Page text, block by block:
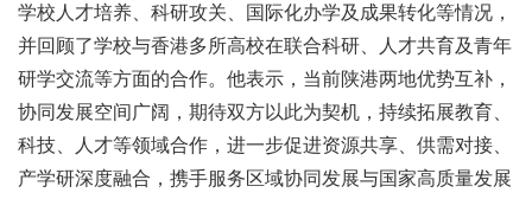
学校人才培养、科研攻关、国际化办学及成果转化等情况，
并回顾了学校与香港多所高校在联合科研、人才共育及青年
研学交流等方面的合作。他表示，当前陕港两地优势互补，
协同发展空间广阔，期待双方以此为契机，持续拓展教育、
科技、人才等领域合作，进一步促进资源共享、供需对接、
产学研深度融合，携手服务区域协同发展与国家高质量发展